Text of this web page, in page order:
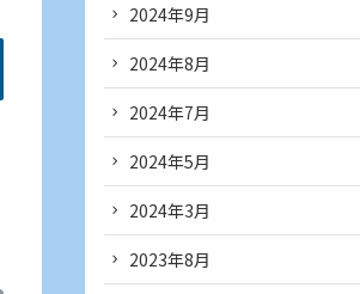
2024年9月
2024年8月
2024年7月
2024年5月
2024年3月
2023年8月